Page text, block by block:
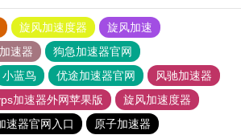
旋风加速度器
旋风加速
速器
狗急加速器官网
小蓝鸟 优途加速器官网
风驰加速器
加速器外网苹果版
旋风加速度器
速器官网入口
原子加速器